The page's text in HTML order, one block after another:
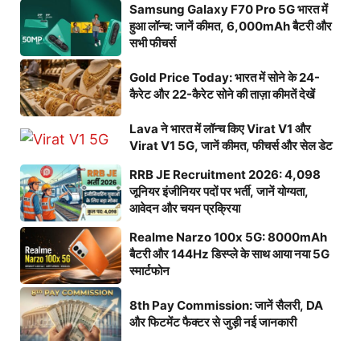
Samsung Galaxy F70 Pro 5G भारत में
हुआ लॉन्च: जानें कीमत, 6,000mAh बैटरी और
सभी फीचर्स
Gold Price Today: भारत में सोने के 24-
कैरेट और 22-कैरेट सोने की ताज़ा कीमतें देखें
Lava ने भारत में लॉन्च किए Virat V1 और
Virat V1 5G, जानें कीमत, फीचर्स और सेल डेट
RRB JE Recruitment 2026: 4,098
जूनियर इंजीनियर पदों पर भर्ती, जानें योग्यता,
आवेदन और चयन प्रक्रिया
Realme Narzo 100x 5G: 8000mAh
बैटरी और 144Hz डिस्प्ले के साथ आया नया 5G
स्मार्टफोन
8th Pay Commission: जानें सैलरी, DA
और फिटमेंट फैक्टर से जुड़ी नई जानकारी